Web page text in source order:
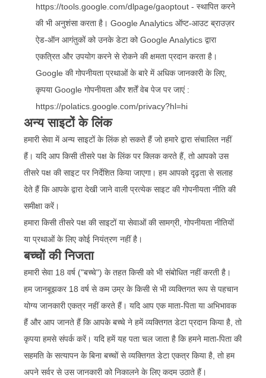
https://tools.google.com/dlpage/gaoptout - स्थापित करने
की भी अनुशंसा करता है। Google Analytics ऑप्ट-आउट ब्राउज़र
ऐड-ऑन आगंतुकों को उनके डेटा को Google Analytics द्वारा
एकत्रित और उपयोग करने से रोकने की क्षमता प्रदान करता है।
Google की गोपनीयता प्रथाओं के बारे में अधिक जानकारी के लिए,
कृपया Google गोपनीयता और शर्तें वेब पेज परजाएं:
https://polatics.google.com/privacy?hl=hi
अन्य साइटों के लिंक
हमारी सेवा में अन्य साइटों के लिंक हो सकते हैं जो हमारे द्वारा संचालित नहीं
हैं। यदि आप किसी तीसरे पक्ष के लिंक पर क्लिक करते हैं, तो आपको उस
तीसरे पक्ष की साइट पर निर्देशित किया जाएगा। हम आपको दृढ़ता से सलाह
देते हैं कि आपके द्वारा देखी जाने वाली प्रत्येक साइट की गोपनीयता नीति की
समीक्षा करें।
हमारा किसी तीसरे पक्ष की साइटों या सेवाओं की सामग्री, गोपनीयता नीतियों
या प्रथाओं के लिए कोई नियंत्रण नहीं है।
बच्चों की निजता
हमारी सेवा 18 वर्ष ("बच्चे") के तहत किसी को भी संबोधित नहीं करती है।
हम जानबूझकर 18 वर्ष से कम उम्र के किसी से भी व्यक्तिगत रूप से पहचान
योग्य जानकारी एकत्र नहीं करते हैं। यदि आप एक माता-पिता या अभिभावक
हैं और आप जानते हैं कि आपके बच्चे ने हमें व्यक्तिगत डेटा प्रदान किया है, तो
कृपया हमसे संपर्क करें। यदि हमें यह पता चल जाता है कि हमने माता-पिता की
सहमति के सत्यापन के बिना बच्चों से व्यक्तिगत डेटा एकत्र किया है, तो हम
अपने सर्वर से उस जानकारी को निकालने के लिए कदम उठाते हैं।